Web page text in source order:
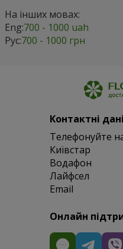
На інших мовах:
Eng:700 - 1000 uah
Рус:700 - 1000 грн
Контактні дані
Телефонуйте
Київстар
Водафон
Лайфсел
Email
Онлайн